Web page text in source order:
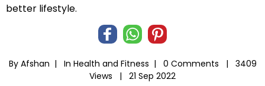
better lifestyle.
By Afshan | In Health and Fitness | 0 Comments |
3409
Views |
21 Sep 2022